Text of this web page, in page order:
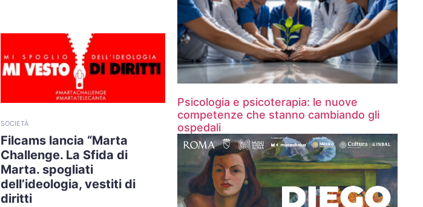
SOCIETÀ
Filcams lancia “Marta
Challenge. La Sfida di
Marta. spogliati
dell’ideologia, vestiti di
diritti
Psicologia e psicoterapia: le nuove
competenze che stanno cambiando gli
ospedali